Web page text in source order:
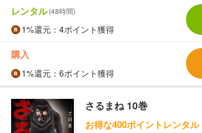
レンタル(48時間)
1%還元 ：4ポイント獲得
購入
1%還元 ：6ポイント獲得
さるまね 10巻
お得な400ポイントレンタル